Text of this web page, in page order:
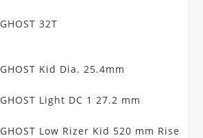
GHOST 32T
GHOST Kid Dia. 25.4mm
GHOST Light DC 1 27.2 mm
GHOST Low Rizer Kid 520 mm Rise